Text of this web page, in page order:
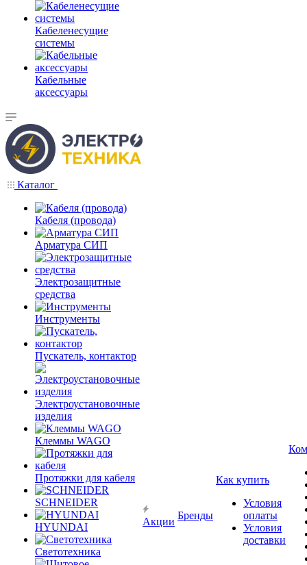
Кабеленесущие
системы
Кабельные
аксессуары
Каталог
Кабеля (провода)
Арматура СИП
Электрозащитные
средства
Инструменты
Пускатель, контактор
Электроустановочные
изделия
Клеммы WAGO
Протяжки для кабеля
SCHNEIDER
HYUNDAI
Светотехника
Акции
Бренды
Как купить
Условия
оплаты
Условия
доставки